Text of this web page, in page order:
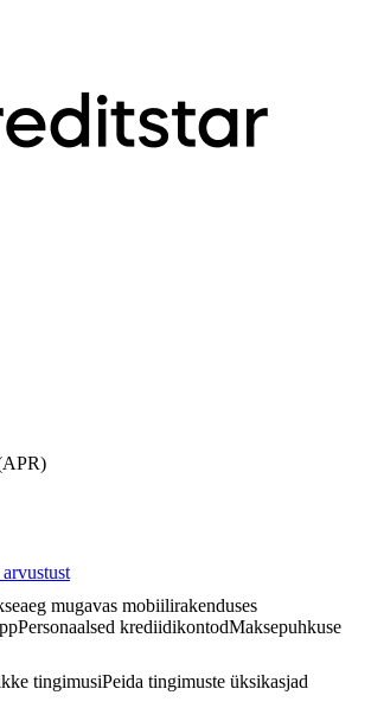
mugavas mobiilirakenduses
Personaalsed krediidikontodMaksepuhkuse
tingimusiPeida tingimuste üksikasjad